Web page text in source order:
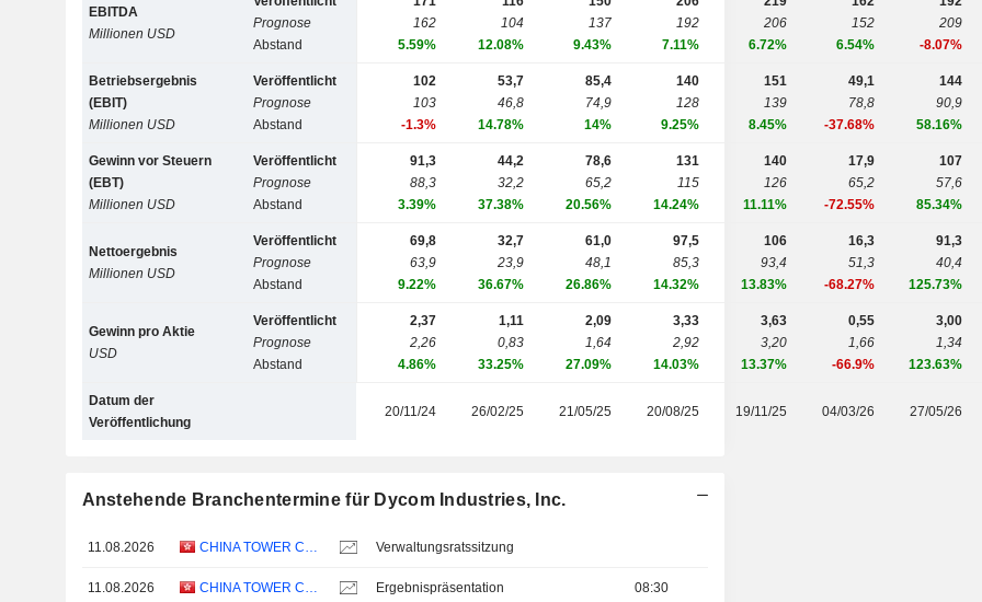
EBITDA
Millionen USD
Prognose
Abstand
162
5.59%
104
12.08%
137
9.43%
192
7.11%
206
6.72%
152
6.54%
209
-8.07%
Betriebsergebnis
(EBIT)
Millionen USD
Veröffentlicht
Prognose
Abstand
102
103
-1.3%
53,7
46,8
14.78%
85,4
74,9
14%
140
128
9.25%
151
139
8.45%
49,1
78,8
-37.68%
144
90,9
58.16%
Gewinn vor Steuern
(EBT)
Millionen USD
Veröffentlicht
Prognose
Abstand
91,3
88,3
3.39%
44,2
32,2
37.38%
78,6
65,2
20.56%
131
115
14.24%
140
126
11.11%
17,9
65,2
-72.55%
107
57,6
85.34%
Nettoergebnis
Millionen USD
Veröffentlicht
Prognose
Abstand
69,8
63,9
9.22%
32,7
23,9
36.67%
61,0
48,1
26.86%
97,5
85,3
14.32%
106
93,4
13.83%
16,3
51,3
-68.27%
91,3
40,4
125.73%
Gewinn pro Aktie
USD
Veröffentlicht
Prognose
Abstand
2,37
2,26
4.86%
1,11
0,83
33.25%
2,09
1,64
27.09%
3,33
2,92
14.03%
3,63
3,20
13.37%
0,55
1,66
-66.9%
3,00
1,34
123.63%
Datum der
Veröffentlichung
20/11/24 26/02/25 21/05/25 20/08/25 19/11/25 04/03/26 27/05/26
Anstehende Branchentermine für Dycom Industries, Inc.
11.08.2026 CHINA TOWER CORPORATION LIMITED Verwaltungsratssitzung
11.08.2026 CHINA TOWER CORPORATION LIMITED Ergebnispräsentation 08:30